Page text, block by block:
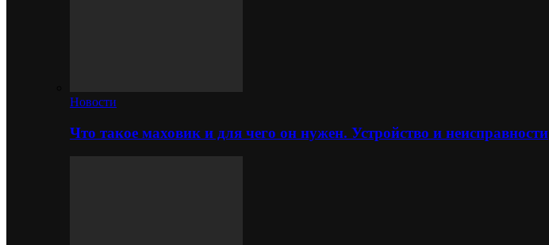
Новости
Что такое маховик и для чего он нужен. Устройство и неисправности